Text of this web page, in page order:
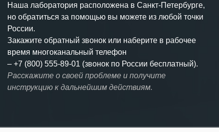
Наша лаборатория расположена в Санкт-Петербурге,
но обратиться за помощью вы можете из любой точки
России.
Закажите обратный звонок или наберите в рабочее
время многоканальный телефон
– +7 (800) 555-89-01 (звонок по России бесплатный).
Расскажите о своей проблеме и получите
инструкцию к дальнейшим действиям.